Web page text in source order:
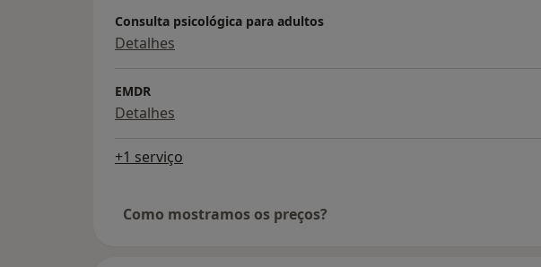
Consulta psicológica para adultos
Detalhes
EMDR
Detalhes
+1 serviço
Como mostramos os preços?